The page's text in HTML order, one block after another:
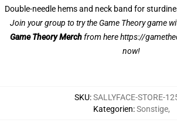
Double-needle hems and neck band for
Join your group to try the Game Theory game
Game Theory Merchfrom herehttps://
now!
SKU:SALLYFACE-STORE-
Kategorien:Sonstige,